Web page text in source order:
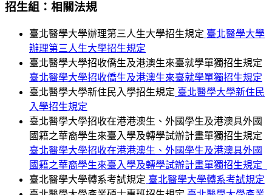
招生組：相關法規
臺北醫學大學辦理第三人生大學招生規定 臺北醫學大學
辦理第三人生大學招生規定
臺北醫學大學招收僑生及港澳生來臺就學單獨招生規定
臺北醫學大學招收僑生及港澳生來臺就學單獨招生規定
臺北醫學大學新住民入學招生規定 臺北醫學大學新住民
入學招生規定
臺北醫學大學招收在港港澳生、外國學生及港澳具外國
國籍之華裔學生來臺入學及轉學試辦計畫單獨招生規定
臺北醫學大學招收在港港澳生、外國學生及港澳具外國
國籍之華裔學生來臺入學及轉學試辦計畫單獨招生規定_
臺北醫學大學轉系考試規定 臺北醫學大學轉系考試規定